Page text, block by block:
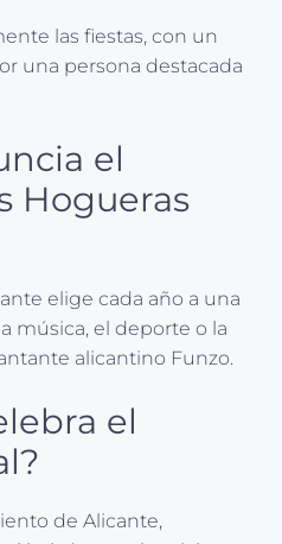
las fiestas, con un
una persona destacada
el
Hogueras
elige cada año a una
música, el deporte o la
alicantino Funzo.
el
de Alicante,